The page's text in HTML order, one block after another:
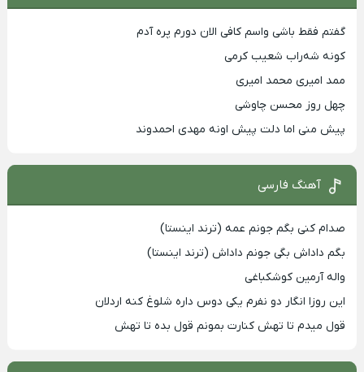
گفتم فقط باشی واسم کافی الان دورم پره آدم
کونه شه‌راب شعیب کرمی
ممد امیری محمد امیری
چهل روز محسن چاوشی
پیش منی اما دلت پیش اونه مهدی احمدوند
آهنگ فارسی
صدام کنی بگم جونم عمه (ترند اینستا)
بگم داداش بگی جونم داداش (ترند اینستا)
واله آرمین کوشکباغی
این روزا انگار دو نفرم یکی دوس داره شلوغ کنه اردلان
قول میدم تا تهش کنارت بمونم قول بده تا تهش